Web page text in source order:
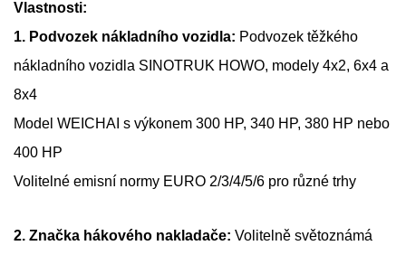
Vlastnosti:
1. Podvozek nákladního vozidla: Podvozek těžkého
nákladního vozidla SINOTRUK HOWO, modely 4x2, 6x4 a
8x4
Model WEICHAI s výkonem 300 HP, 340 HP, 380 HP nebo
400 HP
Volitelné emisní normy EURO 2/3/4/5/6 pro různé trhy
2. Značka hákového nakladače: Volitelně světoznámá